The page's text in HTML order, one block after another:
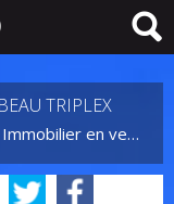
TRIPLEX
Immobilier en vente Le Touquet-Paris-Plage